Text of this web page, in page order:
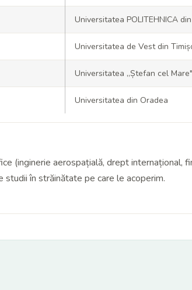
Universitatea POLITEHNICA
Universitatea de Vest din
Universitatea „Ștefan cel
Universitatea din Oradea
(inginerie aerospațială, drept internațional,
studii în străinătate pe care le acoperim.